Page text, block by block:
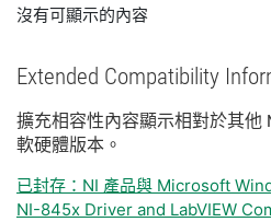
沒有可顯示的內容
Extended Compatibility
擴充相容性內容顯示相對於其他
軟硬體版本。
已封存：NI 產品與 Microsoft
NI-845x Driver and LabVIEW